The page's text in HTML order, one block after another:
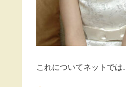
これについてネットで